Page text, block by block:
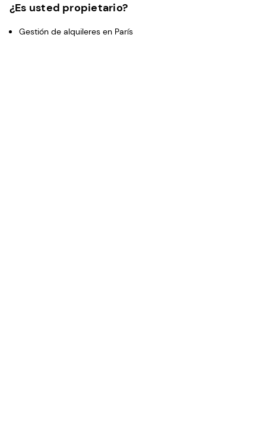
¿Es usted propietario?
Gestión de alquileres en París